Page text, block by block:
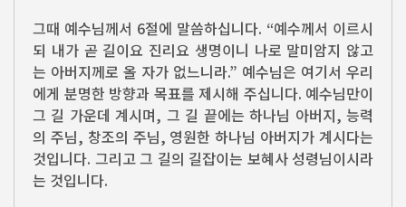
그때 예수님께서 6절에 말씀하십니다. “예수께서 이르시
되 내가 곧 길이요 진리요 생명이니 나로 말미암지 않고
는 아버지께로 올 자가 없느니라.” 예수님은 여기서 우리
에게 분명한 방향과 목표를 제시해 주십니다. 예수님만이
그 길 가운데 계시며, 그 길 끝에는 하나님 아버지, 능력
의 주님, 창조의 주님, 영원한 하나님 아버지가 계시다는
것입니다. 그리고 그 길의 길잡이는 보혜사 성령님이시라
는 것입니다.